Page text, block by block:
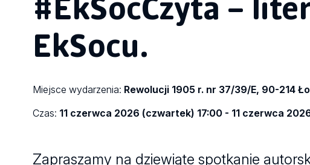
EkSocu.
Miejsce wydarzenia: Rewolucji 1905 r. nr 37/39/E, 90-214
Czas: 11 czerwca 2026 (czwartek) 17:00 - 11 czerwca
Zapraszamy na dziewiąte spotkanie